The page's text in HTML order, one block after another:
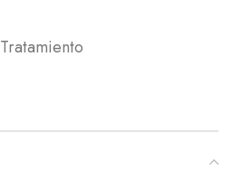
Tratamiento